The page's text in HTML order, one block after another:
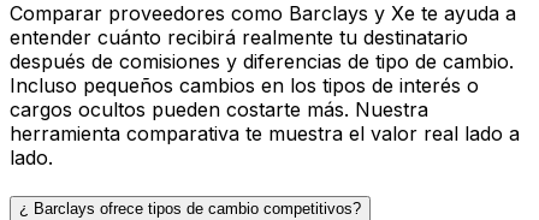
Comparar proveedores como Barclays y Xe te ayuda a
entender cuánto recibirá realmente tu destinatario
después de comisiones y diferencias de tipo de cambio.
Incluso pequeños cambios en los tipos de interés o
cargos ocultos pueden costarte más. Nuestra
herramienta comparativa te muestra el valor real lado a
lado.
¿ Barclays ofrece tipos de cambio competitivos?